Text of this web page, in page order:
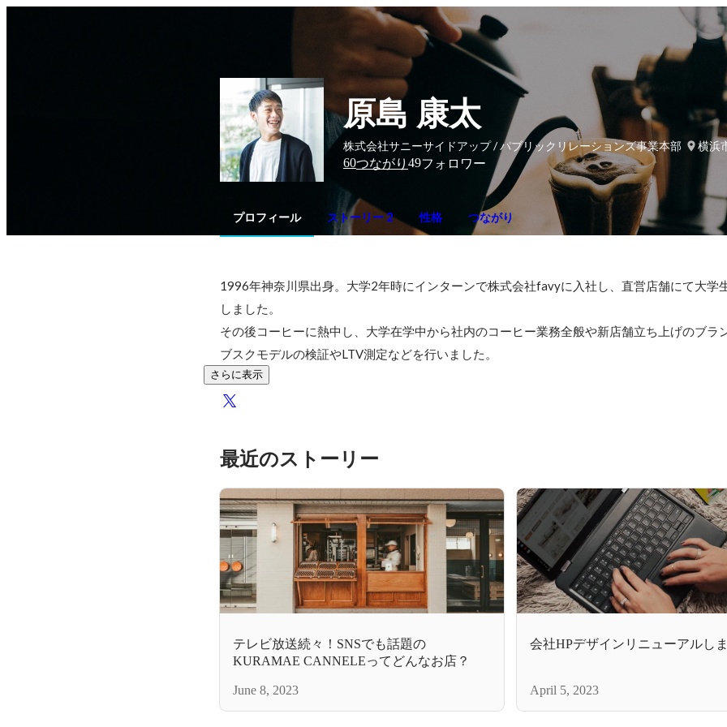
原島 康太
株式会社サニーサイドアップ / パブリックリレーションズ事業本部
横浜
60つながり 49フォロワー
プロフィール ストーリー 2 性格 つながり
1996年神奈川県出身。大学2年時にインターンで株式会社favyに入社し、直営店舗にて大学
しました。
その後コーヒーに熱中し、大学在学中から社内のコーヒー業務全般や新店舗立ち上げのブラ
ブスクモデルの検証やLTV測定などを行いました。
さらに表示
最近のストーリー
テレビ放送続々！SNSでも話題の
KURAMAE CANNELEってどんなお店？
June 8, 2023
会社HPデザインリニューアルし
April 5, 2023